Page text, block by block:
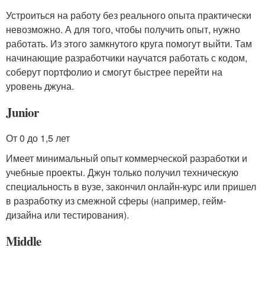
Устроиться на работу без реального опыта практически
невозможно. А для того, чтобы получить опыт, нужно
работать. Из этого замкнутого круга помогут выйти. Там
начинающие разработчики научатся работать с кодом,
соберут портфолио и смогут быстрее перейти на
уровень джуна.
Junior
От 0 до 1,5 лет
Имеет минимальный опыт коммерческой разработки и
учебные проекты. Джун только получил техническую
специальность в вузе, закончил онлайн-курс или пришел
в разработку из смежной сферы (например, гейм-
дизайна или тестирования).
Middle